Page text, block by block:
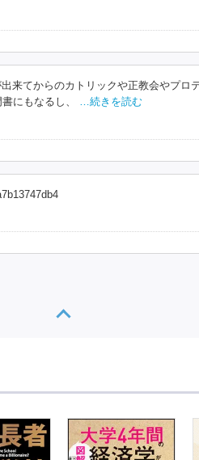
来てからのカトリックや正教会やプロ
にもなるし、
…続きを読む